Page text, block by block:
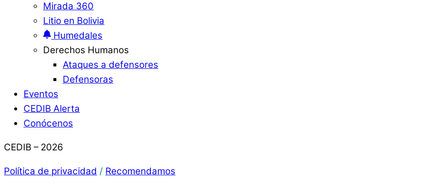
Mirada 360
Litio en Bolivia
Humedales
Derechos Humanos
Ataques a defensores
Defensoras
Eventos
CEDIB Alerta
Conócenos
CEDIB – 2026
Política de privacidad / Recomendamos